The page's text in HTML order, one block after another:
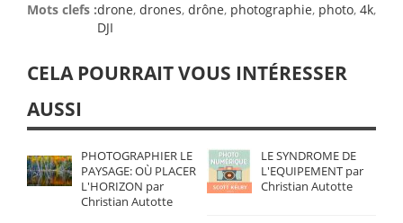
Mots clefs :drone, drones, drône, photographie, photo, 4k,
DJI
CELA POURRAIT VOUS INTÉRESSER
AUSSI
PHOTOGRAPHIER LE
PAYSAGE: OÙ PLACER
L'HORIZON par
Christian Autotte
LE SYNDROME DE
L'EQUIPEMENT par
Christian Autotte